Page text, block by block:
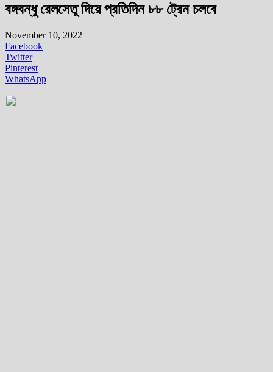
বঙ্গবন্ধু রেলসেতু দিয়ে প্রতিদিন ৮৮ ট্রেন চলবে
November 10, 2022
Facebook
Twitter
Pinterest
WhatsApp